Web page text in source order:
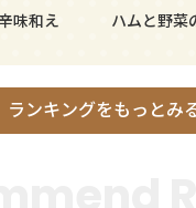
味和え ハムと野菜
ランキングをもっとみ